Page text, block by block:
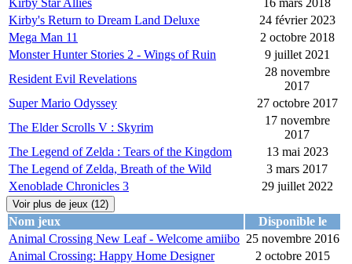
Kirby Star Allies
16 mars 2018
Kirby's Return to Dream Land Deluxe
24 février 2023
Mega Man 11
2 octobre 2018
Monster Hunter Stories 2 - Wings of Ruin
9 juillet 2021
Resident Evil Revelations
28 novembre
2017
Super Mario Odyssey
27 octobre 2017
The Elder Scrolls V : Skyrim
17 novembre
2017
The Legend of Zelda : Tears of the Kingdom
13 mai 2023
The Legend of Zelda, Breath of the Wild
3 mars 2017
Xenoblade Chronicles 3
29 juillet 2022
Voir plus de jeux (12)
Nom jeux
Disponible le
Animal Crossing New Leaf - Welcome amiibo 25 novembre 2016
Animal Crossing: Happy Home Designer
2 octobre 2015